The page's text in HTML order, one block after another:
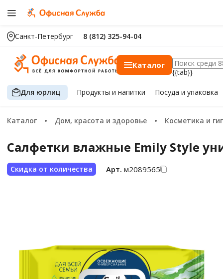
Санкт-Петербург 8 (812) 325-94-04
Каталог
{{tab}}
Для юрлиц Продуктыи напитки Посуда и упаковка
Каталог Дом, красота и здоровье Косметика и
Салфетки влажные Emily Style
Скидка от количества Арт. м2089565